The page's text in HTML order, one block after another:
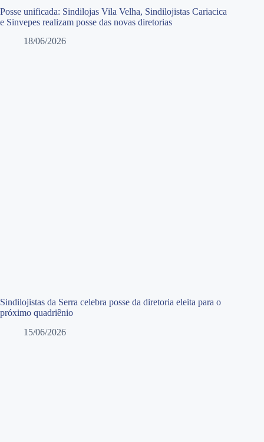
Posse unificada: Sindilojas Vila Velha, Sindilojistas Cariacica
e Sinvepes realizam posse das novas diretorias
18/06/2026
Sindilojistas da Serra celebra posse da diretoria eleita para o
próximo quadriênio
15/06/2026